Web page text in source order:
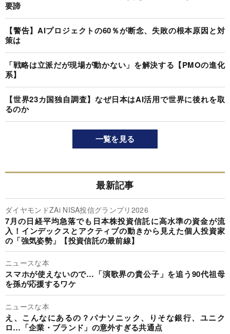
要諦
【警告】AIプロジェクトの60％が断念、失敗の根本原因と対
策は
「戦略は立派だが現場が動かない」を解決する【PMOの進化
系】
【世界23カ国独自調査】なぜ日本はAI活用で世界に後れを取
るのか
一覧を見る
最新記事
ダイヤモンドZAi NISA投信グランプリ2026
7月の日経平均急落でも日本株投資信託に高水準の資金が流
入！インデックスとアクティブの動きから見えた個人投資家
の「強気姿勢」【投資信託の最前線】
ニュースな本
スマホが使えないので…「演歌界の貴公子」を追う90代祖母
を孫が応援するワケ
ニュースな本
え、こんなにあるの？パナソニック、りそな銀行、ユニク
ロ…「企業・ブランド」の意外すぎる共通点